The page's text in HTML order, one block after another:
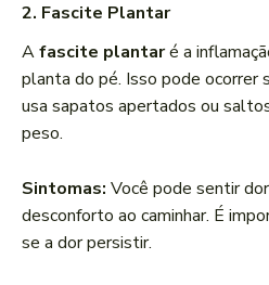
2. Fascite Plantar
Afascite plantaré a
planta do pé. Isso pode ocorrer
usa sapatos apertados ou
peso.
Sintomas: Você pode sentir
desconforto ao caminhar. É
se a dor persistir.